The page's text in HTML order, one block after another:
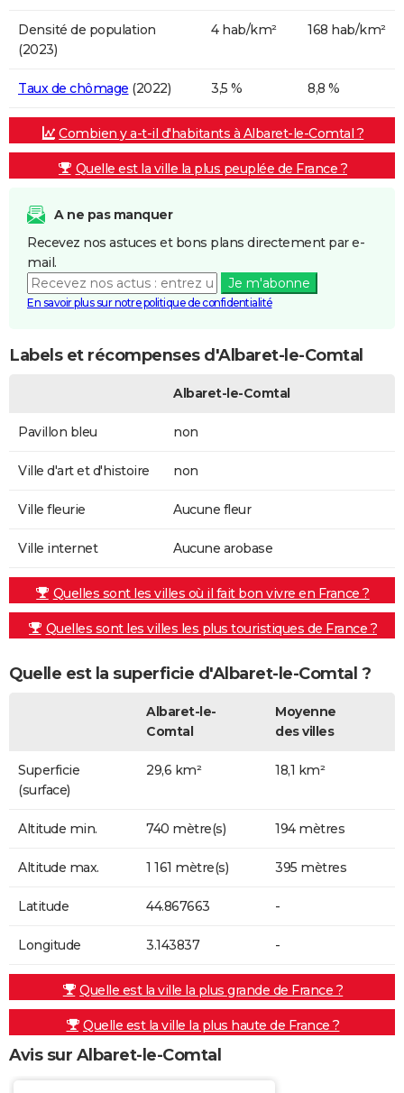
Densité de population
(2023)
4 hab/km² 168 hab/km²
Taux de chômage (2022) 3,5 % 8,8 %
Combien y a-t-il d'habitants à Albaret-le-Comtal ?
Quelle est la ville la plus peuplée de France ?
A ne pas manquer
Recevez nos astuces et bons plans directement par e-
mail.
Je m'abonne
En savoir plus sur notre politique de confidentialité
Labels et récompenses d'Albaret-le-Comtal
Albaret-le-Comtal
Pavillon bleu non
Ville d'art et d'histoire non
Ville fleurie Aucune fleur
Ville internet Aucune arobase
Quelles sont les villes où il fait bon vivre en France ?
Quelles sont les villes les plus touristiques de France ?
Quelle est la superficie d'Albaret-le-Comtal ?
Albaret-le-
Comtal
Moyenne
des villes
Superficie
(surface)
29,6 km² 18,1 km²
Altitude min. 740 mètre(s) 194 mètres
Altitude max. 1 161 mètre(s) 395 mètres
Latitude 44.867663 -
Longitude 3.143837 -
Quelle est la ville la plus grande de France ?
Quelle est la ville la plus haute de France ?
Avis sur Albaret-le-Comtal